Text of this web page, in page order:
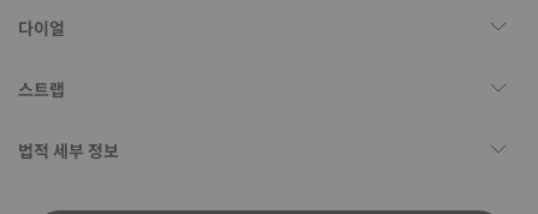
다이얼
스트랩
법적 세부 정보